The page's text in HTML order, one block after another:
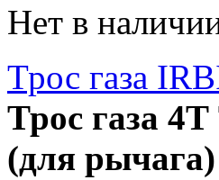
Нет в
Трос газа
Трос газа
(для